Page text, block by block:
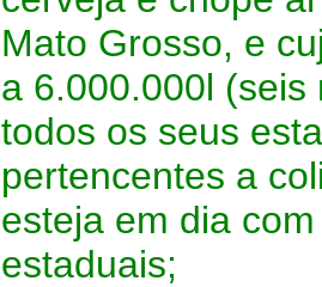
Mato Grosso, e
a 6.000.000l
todos os seus
pertencentes a
esteja em dia
estaduais;